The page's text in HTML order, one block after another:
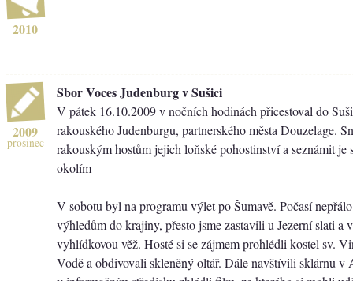
2010
2009
prosinec
Sbor Voces Judenburg v Sušici
V pátek 16.10.2009 v nočních hodinách přicestoval do
rakouského Judenburgu, partnerského města Douzelage.
rakouským hostům jejich loňské pohostinství a seznámit je
okolím
V sobotu byl na programu výlet po Šumavě. Počasí
výhledům do krajiny, přesto jsme zastavili u Jezerní slati a
vyhlídkovou věž. Hosté si se zájmem prohlédli kostel sv.
Vodě a obdivovali skleněný oltář. Dále navštívili sklárnu v